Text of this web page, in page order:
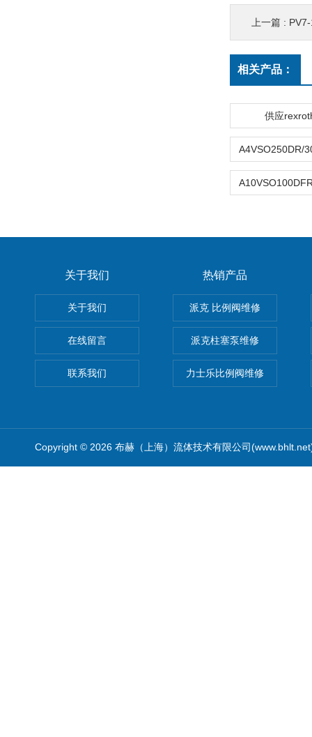
上一篇 :
相关产品：
供应
关于我们
关于我们
在线留言
联系我们
热销产品
派克 比例阀维修
派克柱塞泵维修
力士乐比例阀维修
Copyright © 2026 布赫（上海）流体技术有限公司